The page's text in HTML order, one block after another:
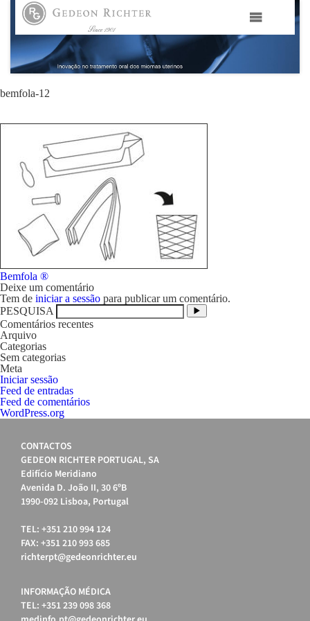
HOME
GEDEON RICHTER PORTUGAL
GEDEON RICHTER GRUPO
ÁREAS TERAPÊUTICAS
MEDIA
CONTACTOS
FAMA
bemfola-12
Navegação
de
artigos
Bemfola ®
Deixe um comentário
Tem de iniciar a sessão para publicar um comentário.
PESQUISA
Comentários recentes
Arquivo
Categorias
Sem categorias
Meta
Iniciar sessão
Feed de entradas
Feed de comentários
WordPress.org
CONTACTOS
GEDEON RICHTER PORTUGAL, SA
Edifício Meridiano
Avenida D. João II, 30 6ºB
1990-092 Lisboa, Portugal
TEL: +351 210 994 124
FAX: +351 210 993 685
richterpt@gedeonrichter.eu
INFORMAÇÃO MÉDICA
TEL: +351 239 098 368